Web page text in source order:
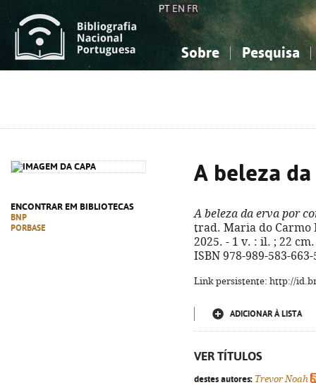
PT EN FR
Sobre Pesquisa
ENCONTRAR EM BIBLIOTECAS
BNP
PORBASE
A beleza
A beleza da erva por
trad. Maria do Carmo
2025. - 1 v. : il. ; 22
ISBN 978-989-583-663-
Link persistente: http://
ADICIONAR À LISTA
VER TÍTULOS
destes autores: Trevor Noah